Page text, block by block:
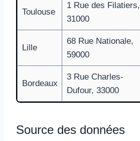
Toulouse
1 Rue des Filatiers,
31000
Lille
68 Rue Nationale,
59000
Bordeaux
3 Rue Charles-
Dufour, 33000
Source des données